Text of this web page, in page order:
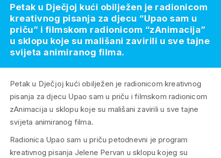
Petak u Dječjoj kući obilježen je radionicom kreativnog
pisanja za djecu Upao sam u priču i filmskom radionicom
zAnimacija u sklopu koje su mališani zavirili u sve tajne
svijeta animiranog filma.
Radionica Upao sam u priču petodnevni je program
kreativnog pisanja Jelene Pervan u sklopu kojeg su
Petak u Dječjoj kući obilježen je radionicom
kreativnog pisanja za djecu “Upao sam u
priču” i filmskom radionicom “zAnimacija”
u sklopu koje su mališani zavirili u sve tajne
svijeta animiranog filma.